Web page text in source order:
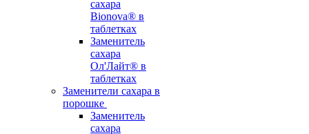
сахара
Bionova® в
таблетках
Заменитель
сахара
Ол'Лайт® в
таблетках
Заменители сахара в
порошке
Заменитель
сахара